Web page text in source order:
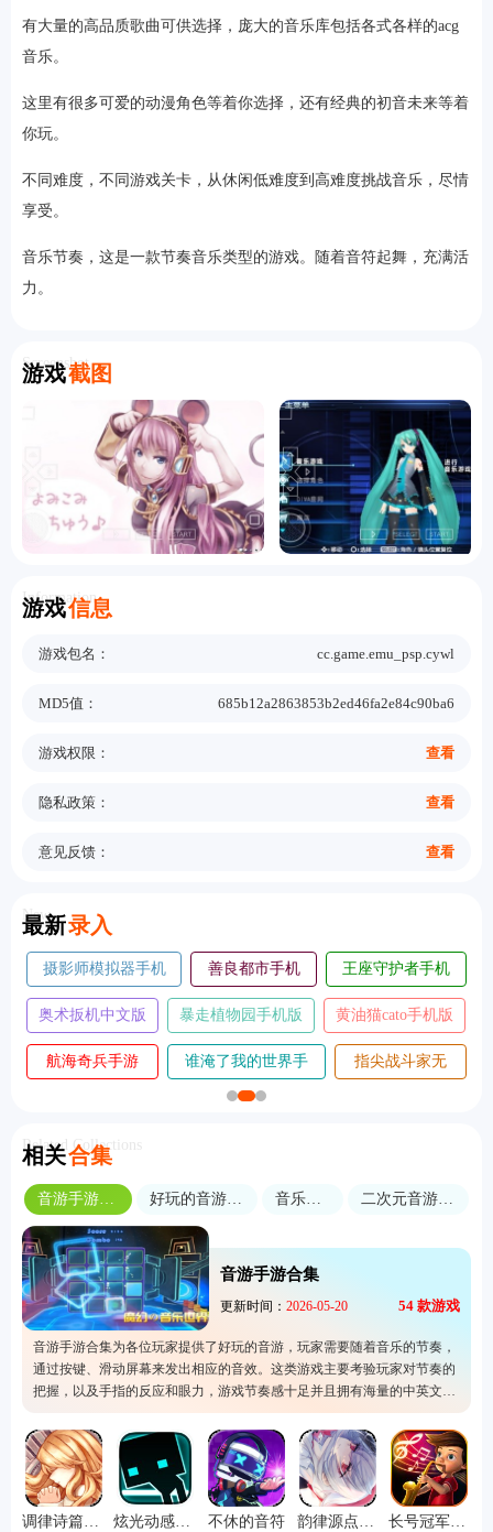
有大量的高品质歌曲可供选择，庞大的音乐库包括各式各样的acg
音乐。
这里有很多可爱的动漫角色等着你选择，还有经典的初音未来等着
你玩。
不同难度，不同游戏关卡，从休闲低难度到高难度挑战音乐，尽情
享受。
音乐节奏，这是一款节奏音乐类型的游戏。随着音符起舞，充满活
力。
游戏截图
Screenshot
游戏信息
Information
游戏包名： cc.game.emu_psp.cywl
MD5值： 685b12a2863853b2ed46fa2e84c90ba6
游戏权限： 查看
隐私政策： 查看
意见反馈： 查看
最新录入
New
摄影师模拟器手机
版
善良都市手机
版
王座守护者手机
版
奥术扳机中文版
暴走植物园手机版 黄油猫cato手机版
航海奇兵手游
谁淹了我的世界手
机版
指尖战斗家无
相关合集
Related Collections
音游手游合集 好玩的音游手游 音乐节奏 二次元音游手游
音游手游合集
更新时间： 2026-05-20 54 款游戏
音游手游合集为各位玩家提供了好玩的音游，玩家需要随着音乐的节奏，
通过按键、滑动屏幕来发出相应的音效。这类游戏主要考验玩家对节奏的
把握，以及手指的反应和眼力，游戏节奏感十足并且拥有海量的中英文音
乐，满足不同玩家的要求。同时游戏内拥有非常梦幻的设计，玩家可以在
梦幻的音乐世界里上演一段前所未有的音舞狂欢。
调律诗篇手机版 炫光动感完整版 不休的音符 韵律源点arcaea 长号冠军手机版